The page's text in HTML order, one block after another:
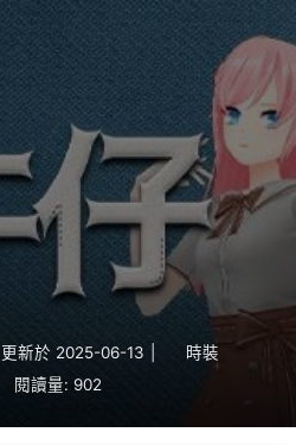
更新於 2025-06-13
時裝
閱讀量: 902